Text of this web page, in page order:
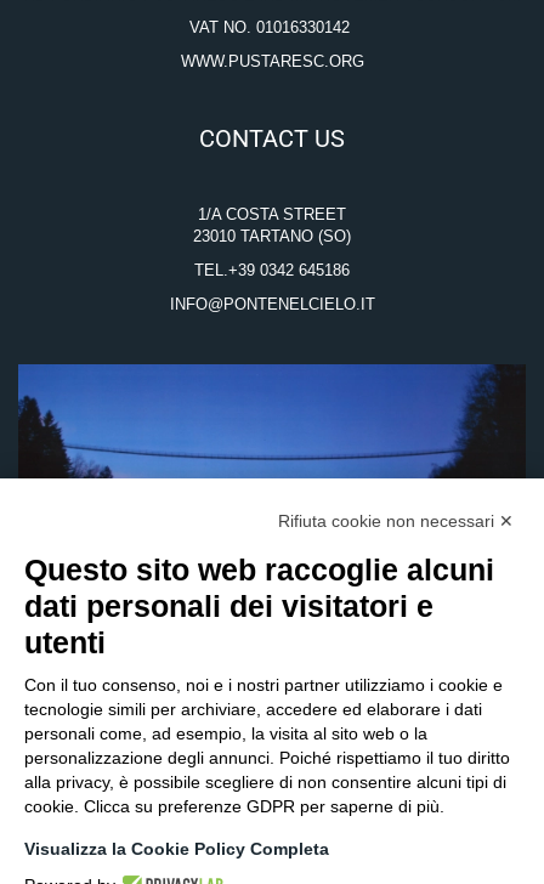
VAT NO. 01016330142
WWW.PUSTARESC.ORG
CONTACT US
1/A COSTA STREET
23010 TARTANO (SO)
TEL. +39 0342 645186
INFO@PONTENELCIELO.IT
Rifiuta cookie non necessari ✕
Questo sito web raccoglie alcuni
dati personali dei visitatori e
utenti
Con il tuo consenso, noi e i nostri partner utilizziamo i cookie e
tecnologie simili per archiviare, accedere ed elaborare i dati
personali come, ad esempio, la visita al sito web o la
personalizzazione degli annunci. Poiché rispettiamo il tuo diritto
alla privacy, è possibile scegliere di non consentire alcuni tipi di
cookie. Clicca su preferenze GDPR per saperne di più.
Visualizza la Cookie Policy Completa